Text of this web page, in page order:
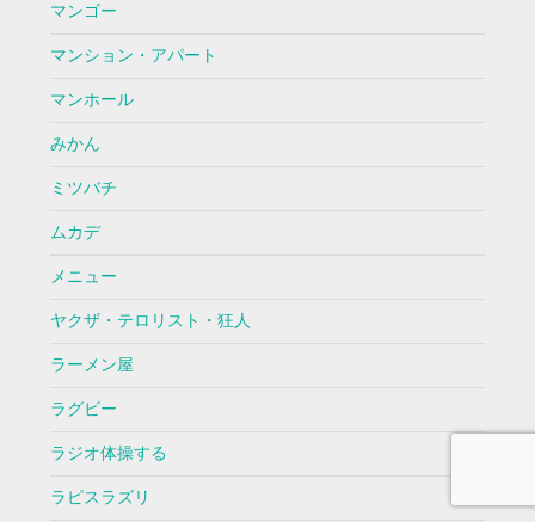
マンゴー
マンション・アパート
マンホール
みかん
ミツバチ
ムカデ
メニュー
ヤクザ・テロリスト・狂人
ラーメン屋
ラグビー
ラジオ体操する
ラピスラズリ